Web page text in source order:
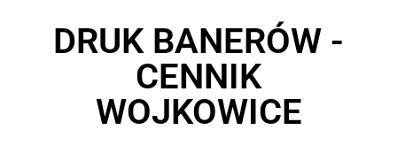
DRUK BANERÓW -
CENNIK
WOJKOWICE